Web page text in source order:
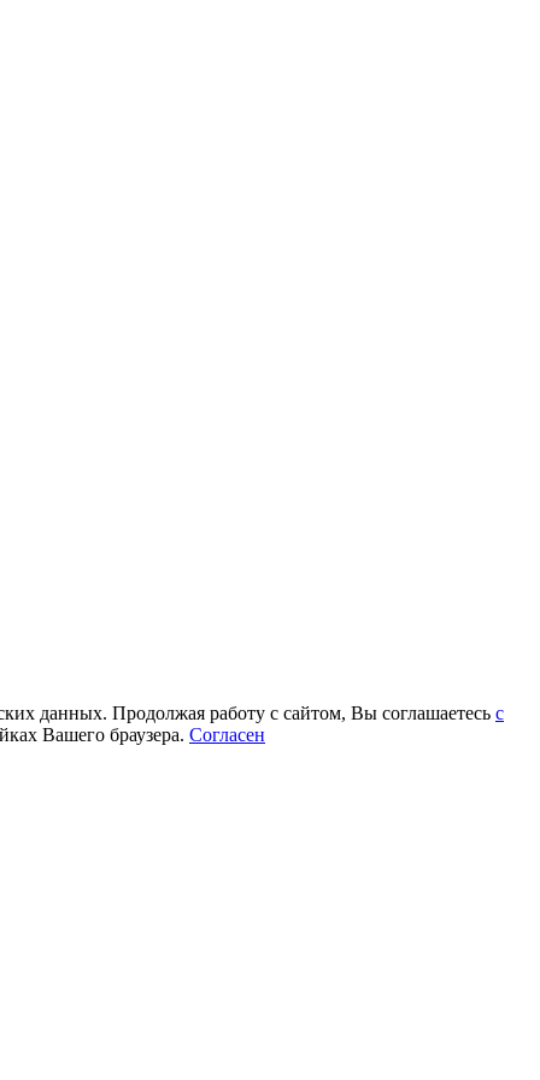
данных. Продолжая работу с сайтом, Вы соглашаетесь с
Вашего браузера. Согласен